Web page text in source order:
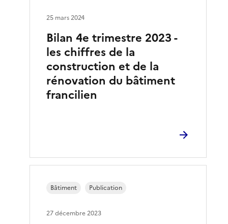
Bilan 4e trimestre 2023 -
les chiffres de la
construction et de la
rénovation du bâtiment
francilien
25 mars 2024
Bâtiment Publication
27 décembre 2023